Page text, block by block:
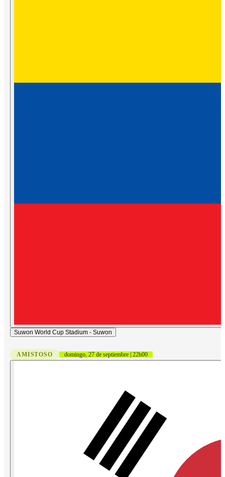
Suwon World Cup Stadium - Suwon
AMISTOSO domingo, 27 de septiembre | 22h00